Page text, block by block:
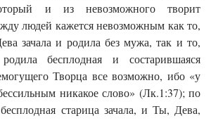
и из невозможного творит
людей кажется невозможным как то,
зачала и родила без мужа, так и то,
бесплодная и состарившаяся
Творца все возможно, ибо «у
никакое слово» (Лк.1:37); по
старица зачала, и Ты, Дева,